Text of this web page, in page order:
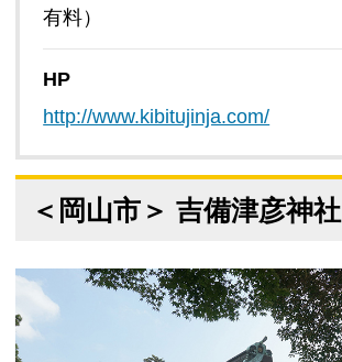
有料）
HP
http://www.kibitujinja.com/
＜岡山市＞ 吉備津彦神社